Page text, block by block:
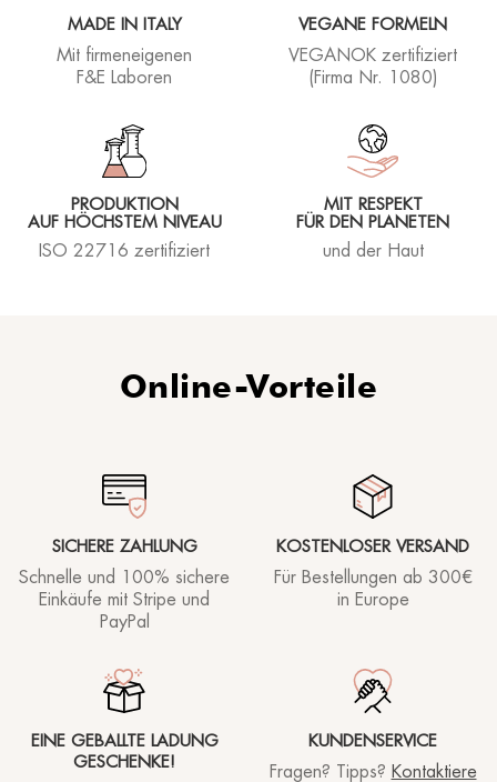
MADE IN ITALY
Mit firmeneigenen
F&E Laboren
VEGANE FORMELN
VEGANOK zertifiziert
(Firma Nr. 1080)
PRODUKTION
AUF HÖCHSTEM NIVEAU
ISO 22716 zertifiziert
MIT RESPEKT
FÜR DEN PLANETEN
und der Haut
Online-Vorteile
SICHERE ZAHLUNG
Schnelle und 100% sichere
Einkäufe mit Stripe und
PayPal
KOSTENLOSER VERSAND
Für Bestellungen ab 300€
in Europe
EINE GEBALLTE LADUNG
GESCHENKE!
KUNDENSERVICE
Fragen? Tipps? Kontaktiere